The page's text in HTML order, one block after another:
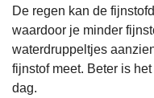
De regen kan de
waardoor je minder
waterdruppeltjes
fijnstof meet. Beter is
dag.